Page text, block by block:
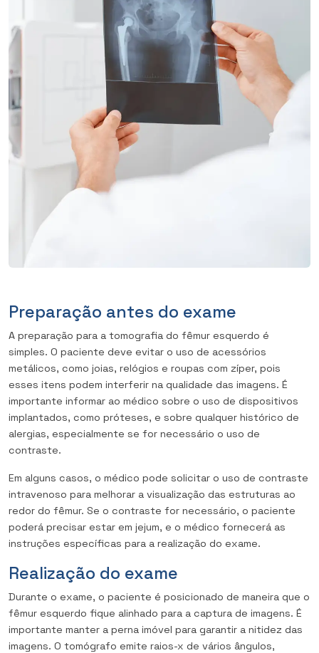
Preparação antes do exame
A preparação para a tomografia do fêmur esquerdo é
simples. O paciente deve evitar o uso de acessórios
metálicos, como joias, relógios e roupas com zíper, pois
esses itens podem interferir na qualidade das imagens. É
importante informar ao médico sobre o uso de dispositivos
implantados, como próteses, e sobre qualquer histórico de
alergias, especialmente se for necessário o uso de
contraste.
Em alguns casos, o médico pode solicitar o uso de contraste
intravenoso para melhorar a visualização das estruturas ao
redor do fêmur. Se o contraste for necessário, o paciente
poderá precisar estar em jejum, e o médico fornecerá as
instruções específicas para a realização do exame.
Realização do exame
Durante o exame, o paciente é posicionado de maneira que o
fêmur esquerdo fique alinhado para a captura de imagens. É
importante manter a perna imóvel para garantir a nitidez das
imagens. O tomógrafo emite raios-x de vários ângulos,